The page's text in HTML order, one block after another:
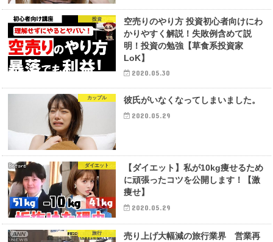
投資
空売りのやり方 投資初心者向けにわ
かりやすく解説！失敗例含めて説
明！投資の勉強【草食系投資家
LoK】
2020.05.30
カップル 彼氏がいなくなってしまいました。
2020.05.29
ダイエット
【ダイエット】私が10kg痩せるため
に頑張ったコツを公開します！【激
痩せ】
2020.05.29
旅行
売り上げ大幅減の旅行業界 営業再